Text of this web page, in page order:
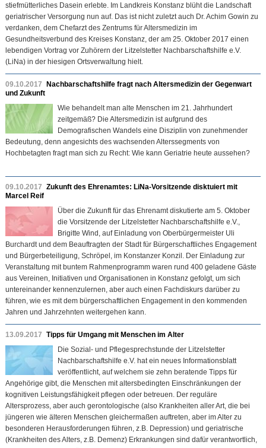
stiefmütterliches Dasein erlebte. Im Landkreis Konstanz blüht die Landschaft
geriatrischer Versorgung nun auf. Das ist nicht zuletzt auch Dr. Achim Gowin zu
verdanken, dem Chefarzt des Zentrums für Altersmedizin im
Gesundheitsverbund des Kreises Konstanz, der am 25. Oktober 2017 einen
lebendigen Vortrag vor Zuhörern der Litzelstetter Nachbarschaftshilfe e.V.
(LiNa) in der hiesigen Ortsverwaltung hielt.
09.10.2017
Nachbarschaftshilfe fragt nach Altersmedizin der Gegenwart
und Zukunft
Wie behandelt man alte Menschen im 21. Jahrhundert
zeitgemäß? Die Altersmedizin ist aufgrund des
Demografischen Wandels eine Disziplin von zunehmender
Bedeutung, denn angesichts des wachsenden Alterssegments von
Hochbetagten fragt man sich zu Recht: Wie kann Geriatrie heute aussehen?
09.10.2017 Zukunft des Ehrenamtes: LiNa-Vorsitzende disktuiert mit
Marcel Reif
Über die Zukunft für das Ehrenamt diskutierte am 5. Oktober
die Vorsitzende der Litzelstetter Nachbarschaftshilfe e.V.,
Brigitte Wind, auf Einladung von Oberbürgermeister Uli
Burchardt und dem Beauftragten der Stadt für Bürgerschaftliches Engagement
und Bürgerbeteiligung, Schröpel, im Konstanzer Konzil. Der Einladung zur
Veranstaltung mit buntem Rahmenprogramm waren rund 400 geladene Gäste
aus Vereinen, Initiativen und Organisationen in Konstanz gefolgt, um sich
untereinander kennenzulernen, aber auch einen Fachdiskurs darüber zu
führen, wie es mit dem bürgerschaftlichen Engagement in den kommenden
Jahren und Jahrzehnten weitergehen kann.
13.09.2017 Tipps für Umgang mit Menschen im Alter
Die Sozial- und Pflegesprechstunde der Litzelstetter
Nachbarschaftshilfe e.V. hat ein neues Informationsblatt
veröffentlicht, auf welchem sie zehn beratende Tipps für
Angehörige gibt, die Menschen mit altersbedingten Einschränkungen der
kognitiven Leistungsfähigkeit pflegen oder betreuen. Der reguläre
Altersprozess, aber auch gerontologische (also Krankheiten aller Art, die bei
jüngeren wie älteren Menschen gleichermaßen auftreten, aber im Alter zu
besonderen Herausforderungen führen, z.B. Depression) und geriatrische
(Krankheiten des Alters, z.B. Demenz) Erkrankungen sind dafür verantwortlich,